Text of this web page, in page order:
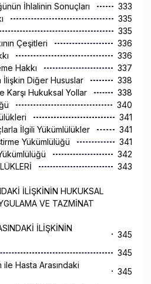
İhlalinin Sonuçları
333
335
335
Çeşitleri
336
336
Hakkı
337
İlişkin Diğer Hususlar
338
Karşı Hukuksal Yollar
338
340
341
İlgili Yükümlülükler
341
Yükümlülüğü
341
342
343
İLİŞKİNİN HUKUKSAL
VE TAZMİNAT
İLİŞKİNİN
345
345
ile Hasta Arasındaki
345